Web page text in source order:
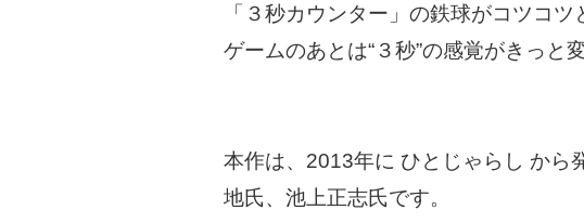
「３秒カウンター」の鉄球がコツコ
ゲームのあとは“３秒”の感覚がきっと
本作は、2013年に ひとじゃらし から
地氏、池上正志氏です。